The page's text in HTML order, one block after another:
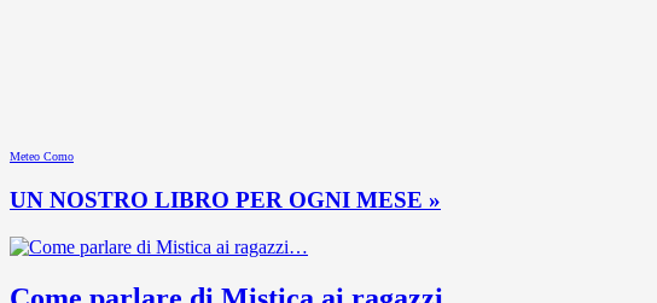
Meteo Como
UN NOSTRO LIBRO PER OGNI MESE »